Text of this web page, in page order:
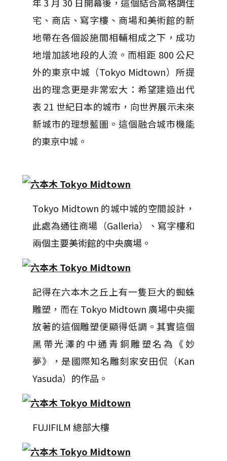
宅、商店、寫字樓、商場和美術館的新
地帶在各個設施間相輔相成之下，成功
地增加該地段的人流。而相距 800 公尺
外的東京中城（Tokyo Midtown）所提
出的理念更是非常宏大：希望建造出代
表 21 世紀日本的城市，向世界展示未來
新城市的理想藍圖。這個融合城市機能
的東京中城。
Tokyo Midtown 的城中城的空間設計，
此處為通往商場（Galleria）、寫字樓和
兩個主要美術館的中央廣場。
記得在六本木之丘上有一隻巨大的蜘蛛
雕塑，而在 Tokyo Midtown 廣場中央擺
放著的這個雕塑便顯得低調。其實這個
黑帶光澤的中通青銅雕塑名為《妙
夢》，是國際知名雕刻家安田侃（Kan
Yasuda）的作品。
FUJIFILM 總部大樓